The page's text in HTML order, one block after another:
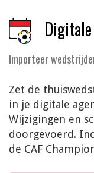
Importeer
Zet de
in je digitale
Wijzigingen en
doorgevoerd.
de CAF